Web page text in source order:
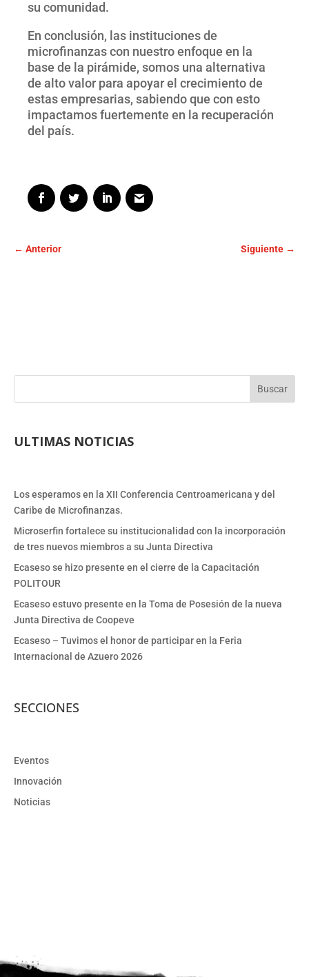
su comunidad.
En conclusión, las instituciones de
microfinanzas con nuestro enfoque en la
base de la pirámide, somos una alternativa
de alto valor para apoyar el crecimiento de
estas empresarias, sabiendo que con esto
impactamos fuertemente en la recuperación
del país.
← Anterior Siguiente →
Buscar
ULTIMAS NOTICIAS
Los esperamos en la XII Conferencia Centroamericana y del
Caribe de Microfinanzas.
Microserfin fortalece su institucionalidad con la incorporación
de tres nuevos miembros a su Junta Directiva
Ecaseso se hizo presente en el cierre de la Capacitación
POLITOUR
Ecaseso estuvo presente en la Toma de Posesión de la nueva
Junta Directiva de Coopeve
Ecaseso – Tuvimos el honor de participar en la Feria
Internacional de Azuero 2026
SECCIONES
Eventos
Innovación
Noticias